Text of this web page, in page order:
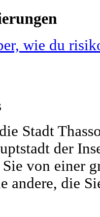
wie du
Stadt
der
von einer
andere, die